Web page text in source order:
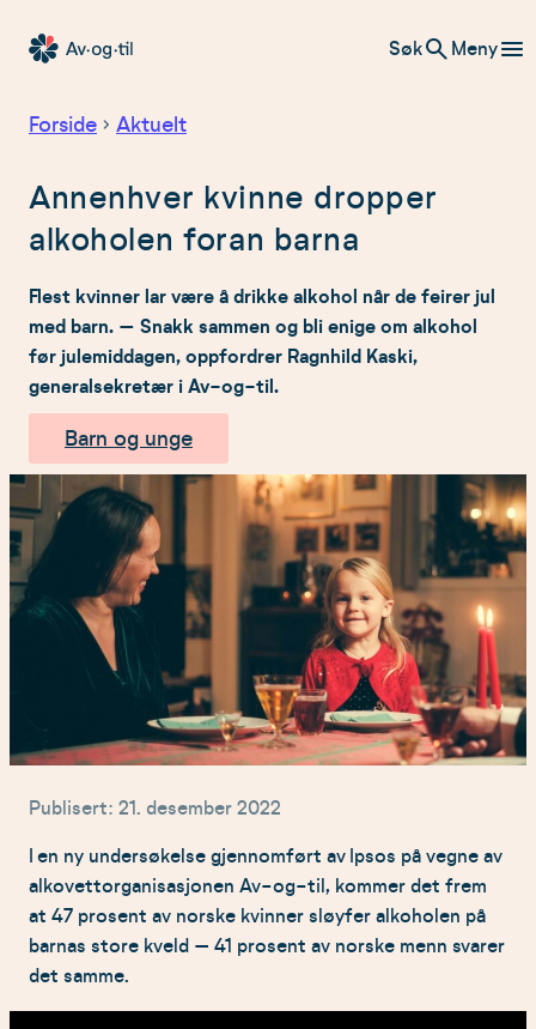
Av-
til
Søk Meny
Forside Aktuelt
Annenhver kvinne dropper
alkoholen foran barna
Flest kvinner lar være å drikke alkohol når de feirer jul
med barn. – Snakk sammen og bli enige om alkohol
før julemiddagen, oppfordrer Ragnhild Kaski,
generalsekretær i Av-og-til.
Barn og unge
Publisert: 21. desember 2022
I en ny undersøkelse gjennomført av Ipsos på vegne av
alkovettorganisasjonen Av-og-til, kommer det frem
at 47 prosent av norske kvinner sløyfer alkoholen på
barnas store kveld – 41 prosent av norske menn svarer
det samme.